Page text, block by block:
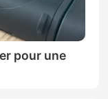
pour une